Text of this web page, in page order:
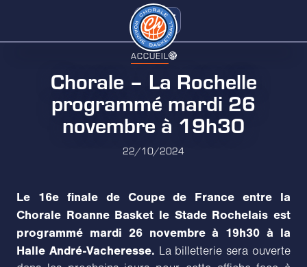
ACCUEIL
Chorale – La Rochelle
programmé mardi 26
novembre à 19h30
22/10/2024
Le 16e finale de Coupe de France entre la
Chorale Roanne Basket le Stade Rochelais est
programmé mardi 26 novembre à 19h30 à la
Halle André-Vacheresse. La billetterie sera ouverte